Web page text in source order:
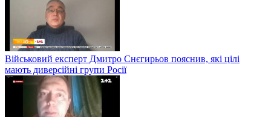
Військовий експерт Дмитро Снєгирьов пояснив, які цілі
мають диверсійні групи Росії